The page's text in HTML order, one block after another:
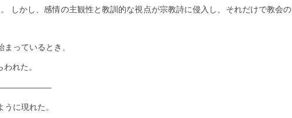
しかし、感情の主観性と教訓的な視点が宗教詩に侵入し、それだけで教会
っているとき、
れた。
に現れた。